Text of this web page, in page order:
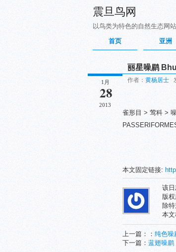
震旦鸟网
以鸟类为特色的自然生态网站
首页
亚洲
1月
28
2013
丽星噪鹛
作者： 黄杨居士
雀形目 > 莺科 >
本文固定链接:
该
版
除
本文
上一篇：： 纯色噪
下一篇： 蓝翅噪鹛